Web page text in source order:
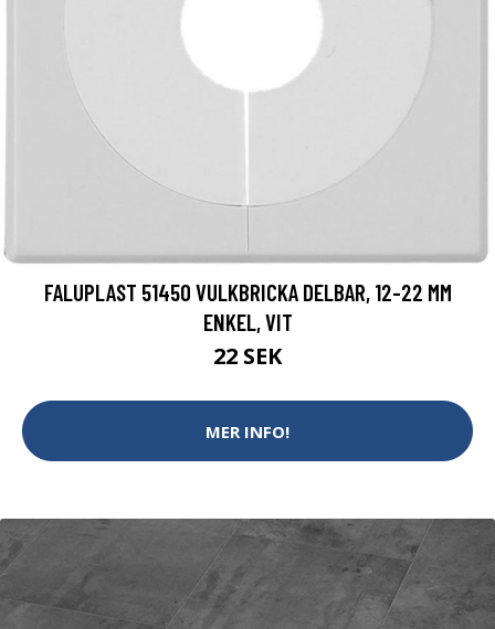
FALUPLAST 51450 VULKBRICKA DELBAR, 12-22 MM
ENKEL, VIT
22 SEK
MER INFO!